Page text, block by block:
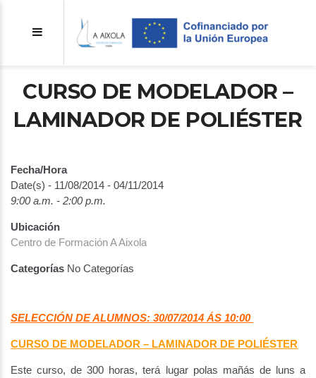
CURSO DE MODELADOR –
LAMINADOR DE POLIÉSTER
Fecha/Hora
Date(s) - 11/08/2014 - 04/11/2014
9:00 a.m. - 2:00 p.m.
Ubicación
Centro de Formación A Aixola
Categorías No Categorías
SELECCIÓN DE ALUMNOS: 30/07/2014 ÁS 10:00
CURSO DE MODELADOR – LAMINADOR DE POLIÉSTER
Este curso, de 300 horas, terá lugar polas mañás de luns a